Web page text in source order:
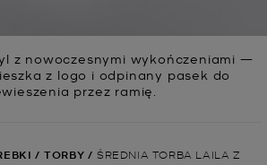
z nowoczesnymi wykończeniami —
z logo i odpinany pasek do
przez ramię.
/ TORBY / ŚREDNIA TORBA LAILA Z